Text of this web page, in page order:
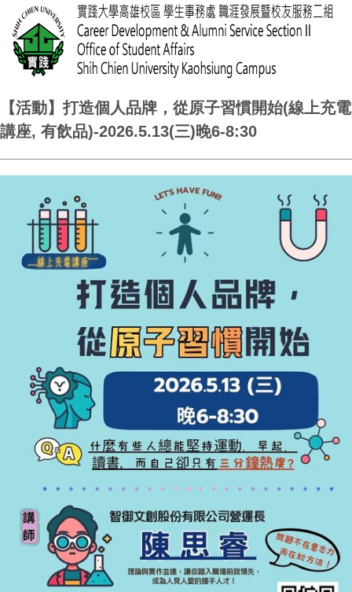
【活動】打造個人品牌，從原子習慣開始(線上充電
講座, 有飲品)-2026.5.13(三)晚6-8:30